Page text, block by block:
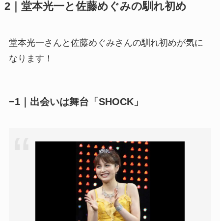
2｜堂本光一と佐藤めぐみの馴れ初め
堂本光一さんと佐藤めぐみさんの馴れ初めが気に
なります！
−1｜出会いは舞台「SHOCK」